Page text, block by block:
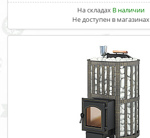
На складах В наличии
Не доступен в магазинах